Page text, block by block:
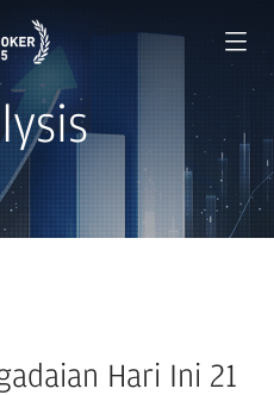
Hari Ini 21